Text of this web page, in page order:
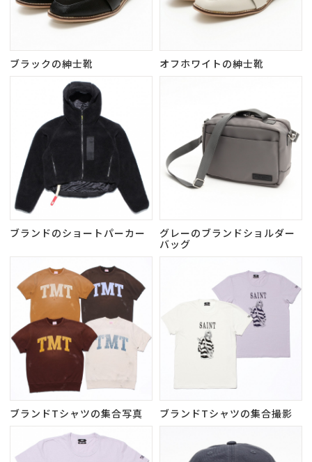
ブラックの紳士靴 オフホワイトの紳士靴
ブランドのショートパーカー
グレーのブランドショルダー
バッグ
ブランドTシャツの集合写真 ブランドTシャツの集合撮影